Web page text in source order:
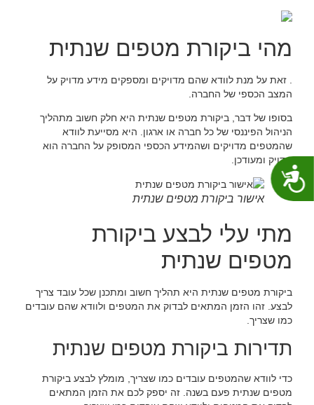
נגישות
מהי ביקורת מטפים שנתית
. זאת על מנת לוודא שהם מדויקים ומספקים מידע מדויק על
המצב הכספי של החברה.
בסופו של דבר, ביקורת מטפים שנתית היא חלק חשוב מתהליך
הניהול הפיננסי של כל חברה או ארגון. היא מסייעת לוודא
שהמטפים מדויקים ושהמידע הכספי המסופק על החברה הוא
מדויק ומעודכן.
אישור ביקורת מטפים שנתית
מתי עלי לבצע ביקורת
מטפים שנתית
ביקורת מטפים שנתית היא תהליך חשוב ומתכנן שכל עובד צריך
לבצע. זהו הזמן המתאים לבדוק את המטפים ולוודא שהם עובדים
כמו שצריך.
תדירות ביקורת מטפים שנתית
כדי לוודא שהמטפים עובדים כמו שצריך, מומלץ לבצע ביקורת
מטפים שנתית פעם בשנה. זה יספק לכם את הזמן המתאים